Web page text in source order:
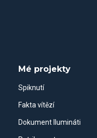
Mé projekty
Spiknutí
Fakta vítězí
Dokument Ilumináti